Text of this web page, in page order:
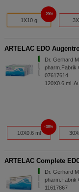
1X10 g
20%
ARTELAC EDO
Dr. Gerhard
pharm.Fabrik
07617614
120X0.6 ml
10X0.6 ml
38%
ARTELAC Complete
Dr. Gerhard
pharm.Fabrik
11617867